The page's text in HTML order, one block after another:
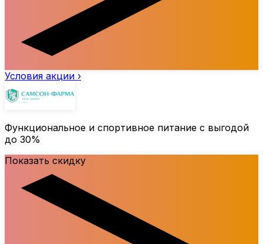
Условия акции ›
Функциональное и спортивное питание с выгодой
до 30%
Показать скидку